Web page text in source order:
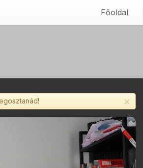
Főoldal
×